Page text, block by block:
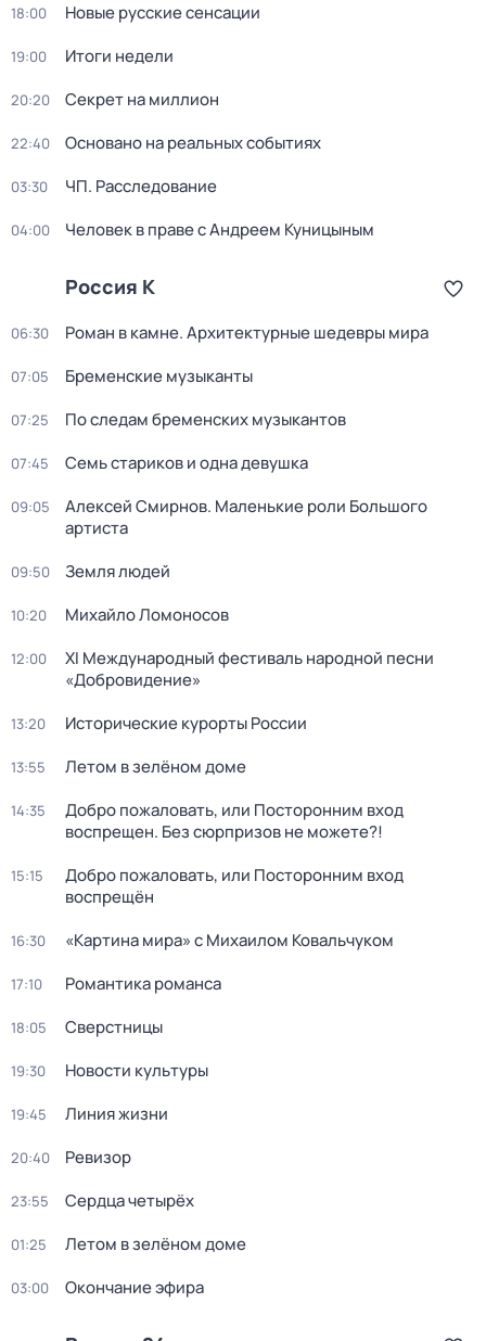
18:00 Новые русские сенсации
19:00 Итоги недели
20:20 Секрет на миллион
22:40 Основано на реальных событиях
03:30 ЧП. Расследование
04:00 Человек в праве с Андреем Куницыным
Россия К
06:30 Роман в камне. Архитектурные шедевры мира
07:05 Бременские музыканты
07:25 По следам бременских музыкантов
07:45 Семь стариков и одна девушка
09:05
Алексей Смирнов. Маленькие роли Большого
артиста
09:50 Земля людей
10:20 Михайло Ломоносов
12:00
XI Международный фестиваль народной песни
«Добровидение»
13:20 Исторические курорты России
13:55 Летом в зелёном доме
14:35
Добро пожаловать, или Посторонним вход
воспрещен. Без сюрпризов не можете?!
15:15
Добро пожаловать, или Посторонним вход
воспрещён
16:30 «Картина мира» с Михаилом Ковальчуком
17:10 Романтика романса
18:05 Сверстницы
19:30 Новости культуры
19:45 Линия жизни
20:40 Ревизор
23:55 Сердца четырёх
01:25 Летом в зелёном доме
03:00 Окончание эфира